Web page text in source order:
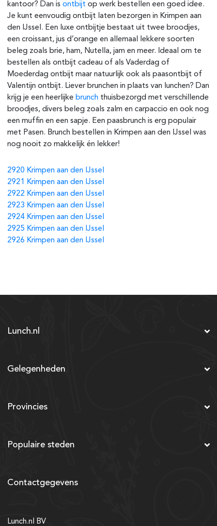
kantoor? Dan is ontbijt op werk bestellen een goed idee.
Je kunt eenvoudig ontbijt laten bezorgen in Krimpen aan
den IJssel. Een luxe ontbijtje bestaat uit twee broodjes,
een croissant, jus d’orange en allemaal lekkere soorten
beleg zoals brie, ham, Nutella, jam en meer. Ideaal om te
bestellen als ontbijt cadeau of als Vaderdag of
Moederdag ontbijt maar natuurlijk ook als paasontbijt of
Valentijn ontbijt. Liever brunchen in plaats van lunchen? Dan
krijg je een heerlijke brunch thuisbezorgd met verschillende
broodjes, divers beleg zoals zalm en carpaccio en ook nog
een muffin en een sapje. Een paasbrunch is erg populair
met Pasen. Brunch bestellen in Krimpen aan den IJssel was
nog nooit zo makkelijk én lekker!
2920 Krimpen aan den IJssel
2921 Krimpen aan den IJssel
2922 Krimpen aan den IJssel
2923 Krimpen aan den IJssel
2924 Krimpen aan den IJssel
2925 Krimpen aan den IJssel
2926 Krimpen aan den IJssel
Lunch.nl
Gelegenheden
Provincies
Populaire steden
Contactgegevens
Lunch.nl BV